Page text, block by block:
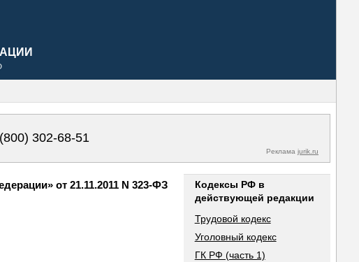
302-68-51
Реклама jurik.ru
от 21.11.2011 N 323-ФЗ
Кодексы РФ в
действующей редакции
Трудовой кодекс
Уголовный кодекс
ГК РФ (часть 1)